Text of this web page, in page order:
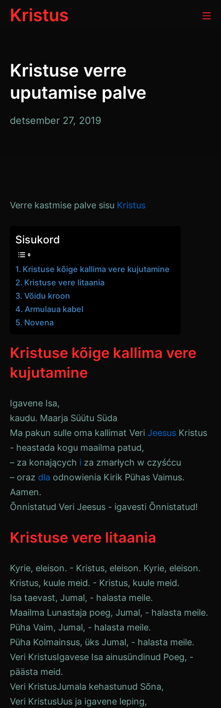
SkipKristus
Kristuse verre
uputamise palve
detsember 27, 2019
Verre kastmise palve sisu Kristus
Sisukord
Kristuse kõige kallima vere kujutamine
Kristuse vere litaania
Võidu kroon
Armulaua kabel
Novena
Kristuse kõige kallima vere
kujutamine
Igavene Isa,
kaudu. Maarja Süütu Süda
Ma pakun sulle oma kallimat Veri Jeesus Kristus
- heastada kogu maailma patud,
– za konających i za zmarłych w czyśćcu
– oraz dla odnowienia Kirik Pühas Vaimus.
Aamen.
Õnnistatud Veri Jeesus - igavesti Õnnistatud!
Kristuse vere litaania
Kyrie, eleison. - Kristus, eleison. Kyrie, eleison.
Kristus, kuule meid. - Kristus, kuule meid.
Isa taevast, Jumal, - halasta meile.
Maailma Lunastaja poeg, Jumal, - halasta meile.
Püha Vaim, Jumal, - halasta meile.
Püha Kolmainsus, üks Jumal, - halasta meile.
Veri KristusIgavese Isa ainusündinud Poeg, -
päästa meid.
Veri KristusJumala kehastunud Sõna,
Veri KristusUus ja igavene leping,